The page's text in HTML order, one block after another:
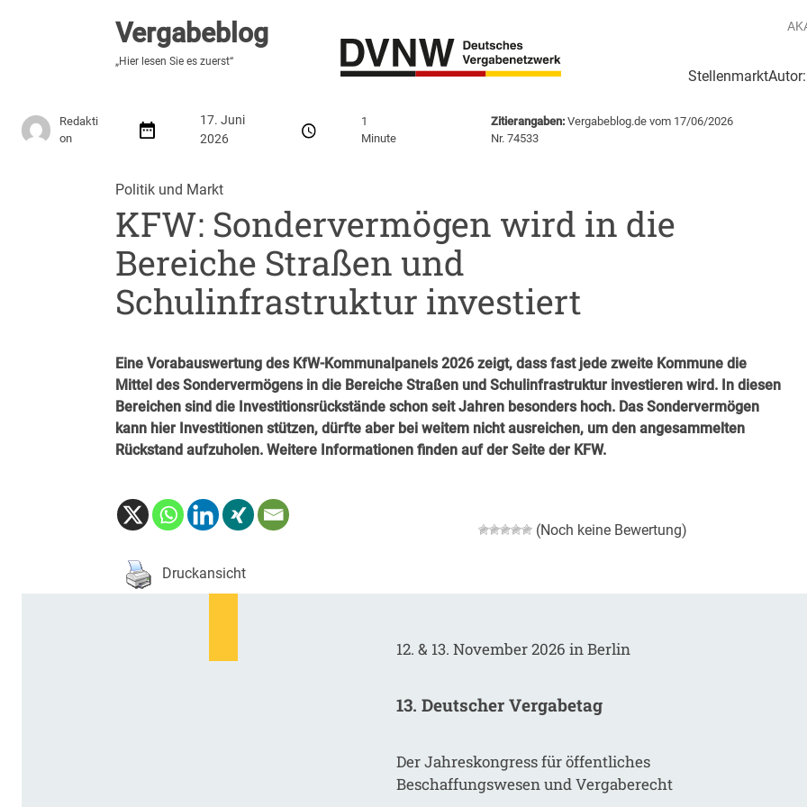
Vergabeblog
„Hier lesen Sie es zuerst“
Stellenmarkt
Vergabeblog
„Fundiert, praxisnah, kontrovers“
Redakti
on
17. Juni
2026
1
Minute
Zitierangaben:Vergabeblog.de vom 17/06/2026
Nr. 74533
Politik und Markt
KFW: Sondervermögen wird in die
Bereiche Straßen und
Schulinfrastruktur investiert
Eine Vorabauswertung des KfW-Kommunalpanels 2026 zeigt, dass fast jede zweite Kommune die
Mittel des Sondervermögens in die Bereiche Straßen und Schulinfrastruktur investieren wird. In diesen
Bereichen sind die Investitions­rückstände schon seit Jahren besonders hoch. Das Sondervermögen
kann hier Investitionen stützen, dürfte aber bei weitem nicht ausreichen, um den angesammelten
Rückstand aufzuholen. Weitere Informationen finden auf der Seite der KFW.
(Noch keine Bewertung)
Druckansicht
12. & 13. November 2026 in Berlin
13. Deutscher Vergabetag
Der Jahreskongress für öffentliches
Beschaffungswesen und Vergaberecht